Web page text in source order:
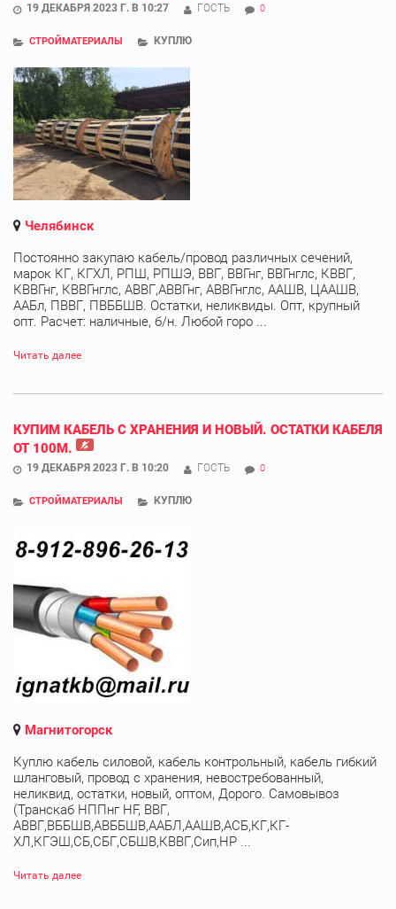
19 ДЕКАБРЯ 2023 Г. В 10:27 ГОСТЬ 0
СТРОЙМАТЕРИАЛЫ КУПЛЮ
Челябинск
Постоянно закупаю кабель/провод различных сечений,
марок КГ, КГХЛ, РПШ, РПШЭ, ВВГ, ВВГнг, ВВГнглс, КВВГ,
КВВГнг, КВВГнглс, АВВГ,АВВГнг, АВВГнглс, ААШВ, ЦААШВ,
ААБл, ПВВГ, ПВББШВ. Остатки, неликвиды. Опт, крупный
опт. Расчет: наличные, б/н. Любой горо ...
Читать далее
КУПИМ КАБЕЛЬ С ХРАНЕНИЯ И НОВЫЙ. ОСТАТКИ КАБЕЛЯ
ОТ 100М.
19 ДЕКАБРЯ 2023 Г. В 10:20 ГОСТЬ 0
СТРОЙМАТЕРИАЛЫ КУПЛЮ
Магнитогорск
Куплю кабель силовой, кабель контрольный, кабель гибкий
шланговый, провод с хранения, невостребованный,
неликвид, остатки, новый, оптом, Дорого. Самовывоз
(Транскаб НППнг HF, ВВГ,
АВВГ,ВББШВ,АВББШВ,ААБЛ,ААШВ,АСБ,КГ,КГ-
ХЛ,КГЭШ,СБ,СБГ,СБШВ,КВВГ,Сип,НР ...
Читать далее